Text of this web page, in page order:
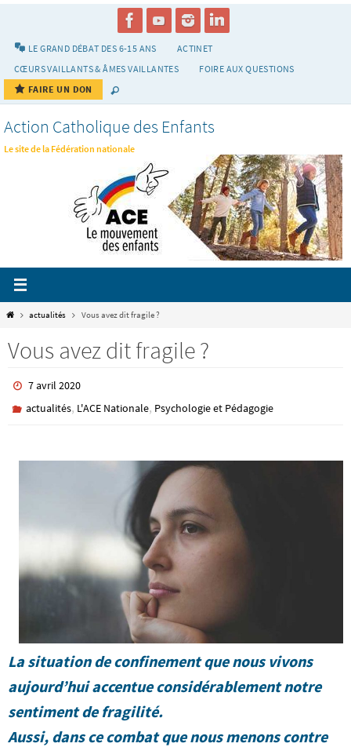
LE GRAND DÉBAT DES 6-15 ANS
ACTINET
CŒURS VAILLANTS & ÂMES VAILLANTES
FOIRE AUX QUESTIONS
FAIRE UN DON
Action Catholique des Enfants
Le site de la Fédération nationale
Homeactualités Vous avez dit fragile ?
Vous avez dit fragile ?
7 avril 2020
actualités, L'ACE Nationale, Psychologie et Pédagogie
La situation de confinement que nous vivons
aujourd’hui accentue considérablement notre
sentiment de fragilité.
Aussi, dans ce combat que nous menons contre